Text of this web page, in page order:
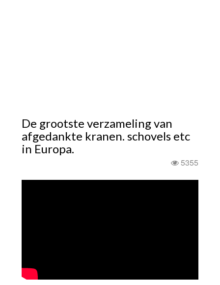
De grootste verzameling van
afgedankte kranen. schovels etc
in Europa.
5355